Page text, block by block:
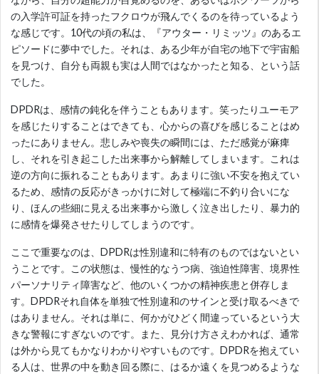
の入学許可証を持ったフクロウが飛んでくるのを待っているよう
な感じです。10代の頃の私は、『アウター・リミッツ』のあるエ
ピソードに夢中でした。それは、ある少年が自宅の地下で宇宙船
を見つけ、自分も両親も実は人間ではなかったと知る、という話
でした。
DPDRは、感情の鈍化を伴うこともあります。笑ったりユーモア
を感じたりすることはできても、心からの喜びを感じることはめ
ったにありません。悲しみや喪失の瞬間には、ただ感覚が麻痺
し、それを引き起こした出来事から解離してしまいます。これは
逆の方向に振れることもあります。あまりに強い不安を抱えてい
るため、感情の反応がきっかけに対して極端に不釣り合いにな
り、ほんの些細に見える出来事から激しく泣き出したり、暴力的
に感情を爆発させたりしてしまうのです。
ここで重要なのは、DPDRは性別違和に特有のものではないとい
うことです。この状態は、慢性的なうつ病、強迫性障害、境界性
パーソナリティ障害など、他のいくつかの精神疾患と併存しま
す。DPDRそれ自体を単独で性別違和のサインと受け取るべきで
はありません。それは単に、何かがひどく間違っているという大
きな警報にすぎないのです。また、見分け方さえわかれば、通常
は外から見てもかなりわかりやすいものです。DPDRを抱えてい
る人は、世界の中を動き回る際に、はるか遠くを見つめるような